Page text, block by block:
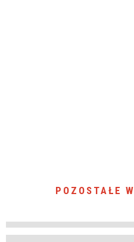
POZOSTAŁE